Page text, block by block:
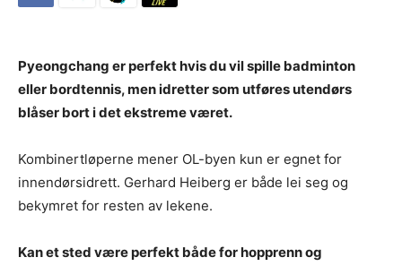
Pyeongchang er perfekt hvis du vil spille badminton
eller bordtennis, men idretter som utføres utendørs
blåser bort i det ekstreme været.
Kombinertløperne mener OL-byen kun er egnet for
innendørsidrett. Gerhard Heiberg er både lei seg og
bekymret for resten av lekene.
Kan et sted være perfekt både for hopprenn og